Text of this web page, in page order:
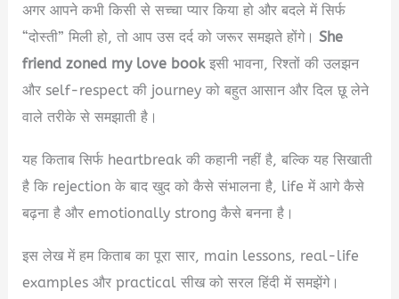
अगर आपने कभी किसी से सच्चा प्यार किया हो और बदले में सिर्फ
“दोस्ती” मिली हो, तो आप उस दर्द को जरूर समझते होंगे।She
friend zoned my love bookइसी भावना, रिश्तों की उलझन
और self-respect की journey को बहुत आसान और दिल छू लेने
वाले तरीके से समझाती है।
यह किताब सिर्फ heartbreak की कहानी नहीं है, बल्कि यह सिखाती
है कि rejection के बाद खुद को कैसे संभालना है, life में आगे कैसे
बढ़ना है और emotionally strong कैसे बनना है।
इस लेख में हम किताब का पूरा सार, main lessons, real-life
examples और practical सीख को सरल हिंदी में समझेंगे।